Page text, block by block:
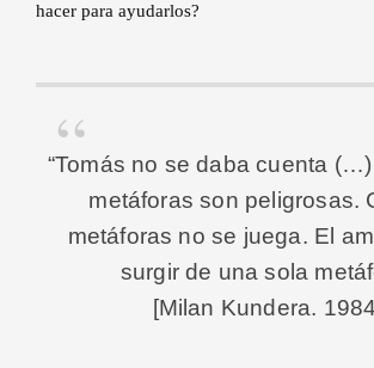
hacer para ayudarlos?
“Tomás no se daba cuenta
metáforas son peligrosas.
metáforas no se juega. El
surgir de una sola
[Milan Kundera.